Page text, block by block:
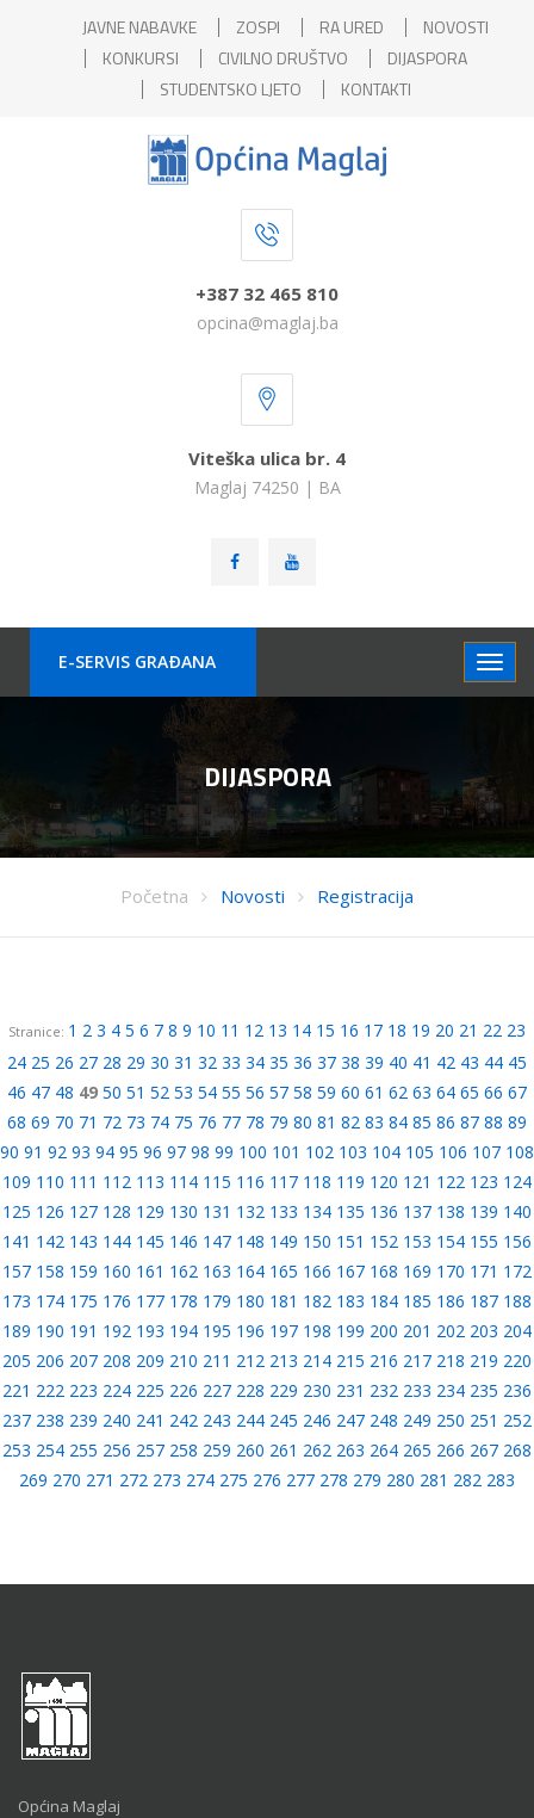
JAVNE NABAVKE ZOSPI RA URED
NOVOSTI
KONKURSI
CIVILNO DRUŠTVO
DIJASPORA
STUDENTSKO LJETO
KONTAKTI
+387 32 465 810
opcina@maglaj.ba
Viteška ulica br. 4
Maglaj 74250 | BA
E-SERVIS GRAÐANA
DIJASPORA
Početna Novosti Registracija
Stranice: 1 2 3 4 5 6 7 8 9 10 11 12 13 14 15 16 17 18 19 20 21 22 23
24 25 26 27 28 29 30 31 32 33 34 35 36 37 38 39 40 41 42 43 44 45
46 47 48 49 50 51 52 53 54 55 56 57 58 59 60 61 62 63 64 65 66 67
68 69 70 71 72 73 74 75 76 77 78 79 80 81 82 83 84 85 86 87 88 89
90 91 92 93 94 95 96 97 98 99 100 101 102 103 104 105 106 107 108
109 110 111 112 113 114 115 116 117 118 119 120 121 122 123 124
125 126 127 128 129 130 131 132 133 134 135 136 137 138 139 140
141 142 143 144 145 146 147 148 149 150 151 152 153 154 155 156
157 158 159 160 161 162 163 164 165 166 167 168 169 170 171 172
173 174 175 176 177 178 179 180 181 182 183 184 185 186 187 188
189 190 191 192 193 194 195 196 197 198 199 200 201 202 203 204
205 206 207 208 209 210 211 212 213 214 215 216 217 218 219 220
221 222 223 224 225 226 227 228 229 230 231 232 233 234 235 236
237 238 239 240 241 242 243 244 245 246 247 248 249 250 251 252
253 254 255 256 257 258 259 260 261 262 263 264 265 266 267 268
269 270 271 272 273 274 275 276 277 278 279 280 281 282 283
Općina Maglaj